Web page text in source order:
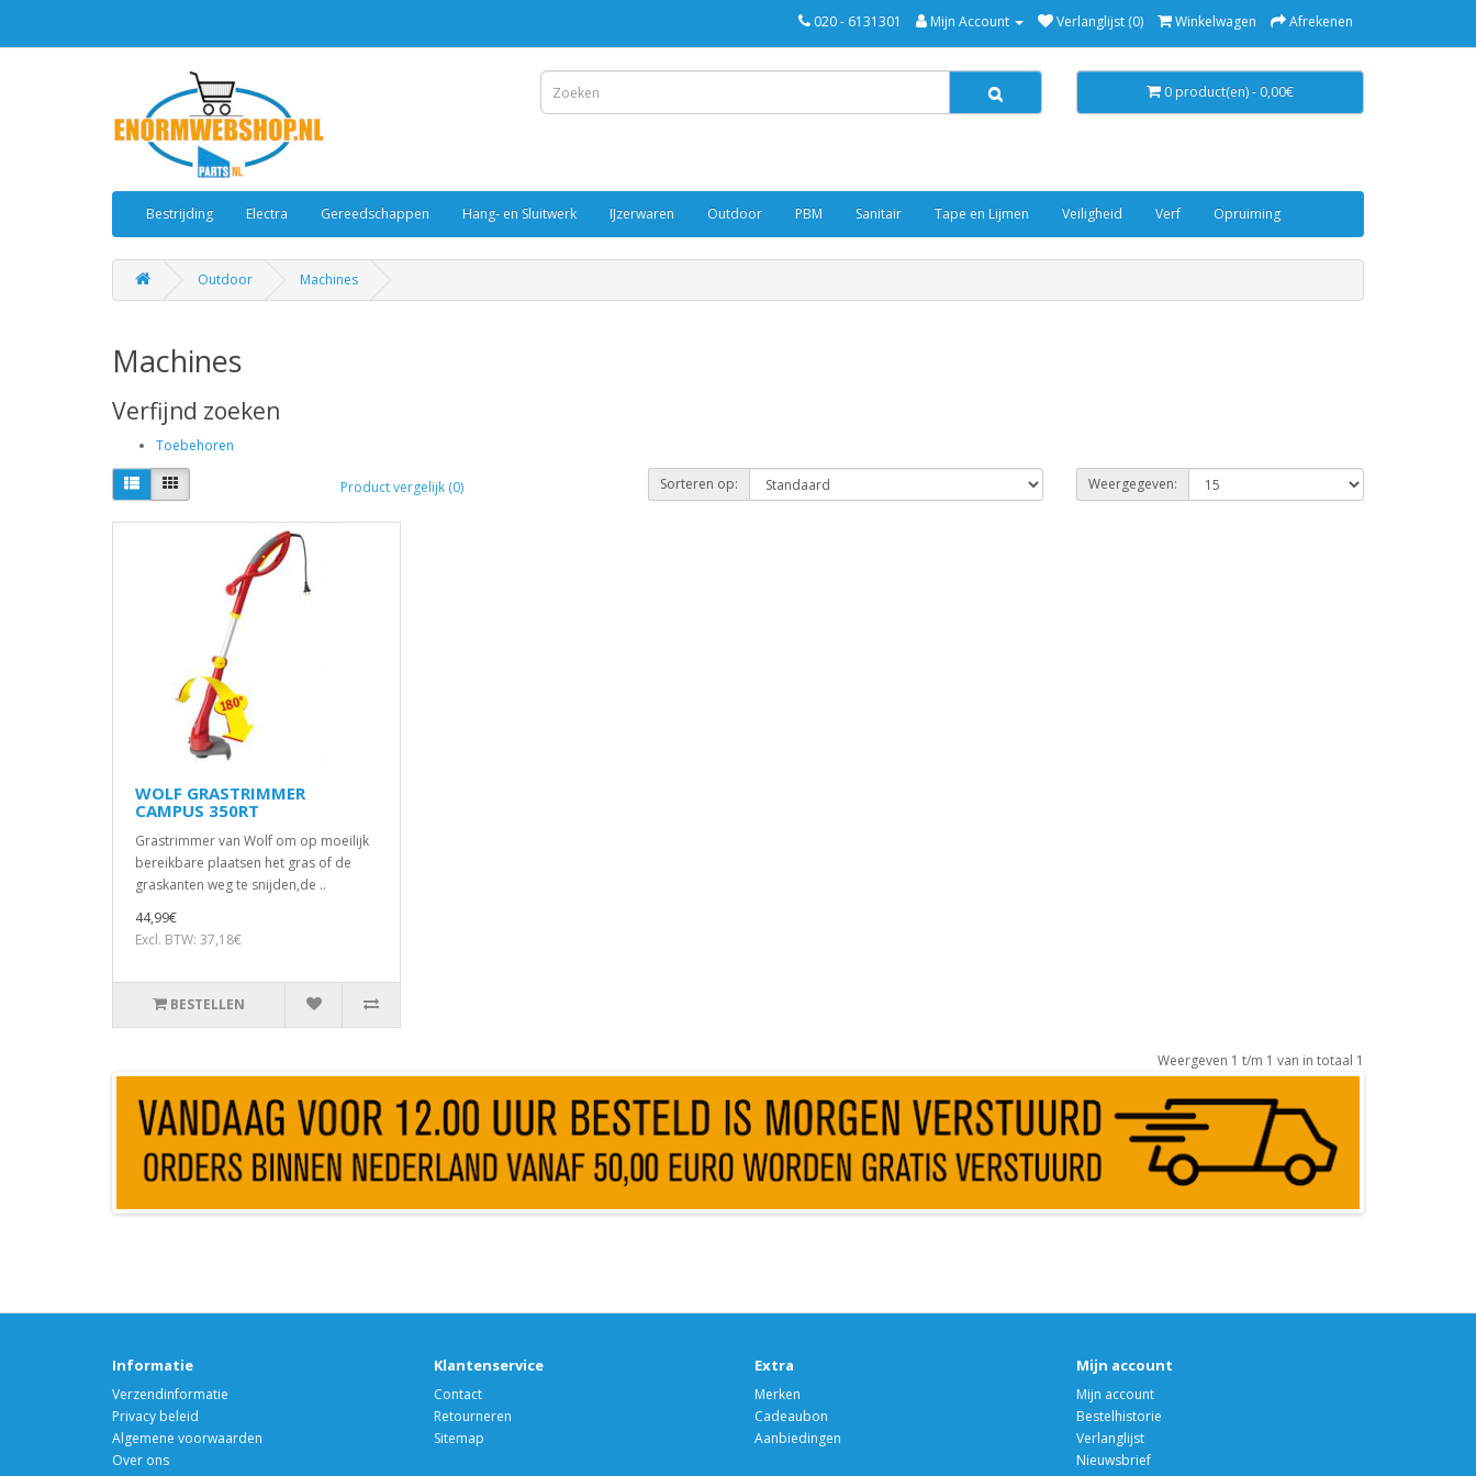
020 - 6131301 Mijn Account Verlanglijst (0) Winkelwagen Afrekenen
0 product(en) - 0,00€
Bestrijding Electra Gereedschappen Hang- en Sluitwerk IJzerwaren Outdoor PBM Sanitair Tape en Lijmen Veiligheid Verf Opruiming
Outdoor Machines
Machines
Verfijnd zoeken
Toebehoren
Product vergelijk (0) Sorteren op: Weergegeven:
WOLF GRASTRIMMER
CAMPUS 350RT
Grastrimmer van Wolf om op moeilijk
bereikbare plaatsen het gras of de
graskanten weg te snijden,de ..
44,99€
Excl. BTW: 37,18€
BESTELLEN
Weergeven 1 t/m 1 van in totaal 1
Informatie
Verzendinformatie
Privacy beleid
Algemene voorwaarden
Over ons
Klantenservice
Contact
Retourneren
Sitemap
Extra
Merken
Cadeaubon
Aanbiedingen
Mijn account
Mijn account
Bestelhistorie
Verlanglijst
Nieuwsbrief